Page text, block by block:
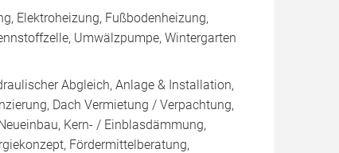
Elektroheizung, Fußbodenheizung,
Umwälzpumpe, Wintergarten
Abgleich, Anlage & Installation,
Dach Vermietung / Verpachtung,
Kern- / Einblasdämmung,
Fördermittelberatung,